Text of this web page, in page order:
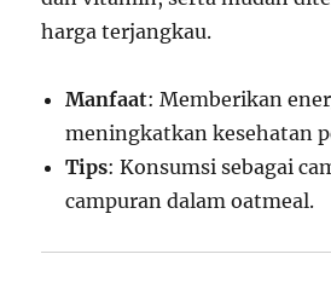
harga terjangkau.
Manfaat: Memberikan
meningkatkan kesehatan
Tips: Konsumsi sebagai
campuran dalam oatmeal.